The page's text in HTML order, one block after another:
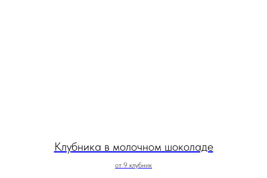
Клубника в молочном шоколаде
от 9 клубник